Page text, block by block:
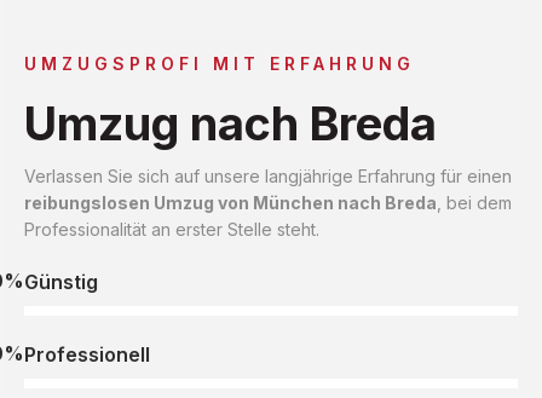
UMZUGSPROFI MIT ERFAHRUNG
Umzug nach Breda
Verlassen Sie sich auf unsere langjährige Erfahrung für einen
reibungslosen Umzug von München nach Breda , bei dem
Professionalität an erster Stelle steht.
Günstig
Professionell